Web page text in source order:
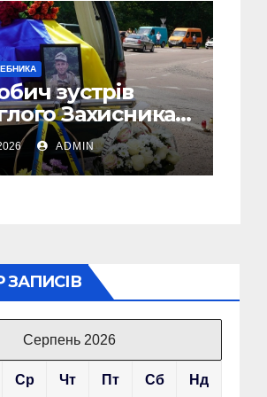
зустрів
Захисника
Скірка з
ADMIN
ЗАПИСІВ
Серпень 2026
Ср Чт Пт Сб Нд